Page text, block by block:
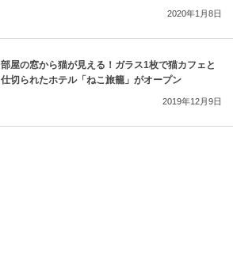
2020年1月8日
部屋の窓から猫が見える！ガラス1枚で猫カフェと
仕切られたホテル「ねこ旅籠」がオープン
2019年12月9日